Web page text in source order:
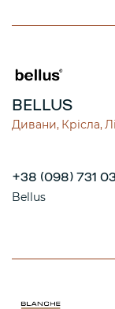
BELLUS
Дивани Крісла
+38 (098) 731
Bellus